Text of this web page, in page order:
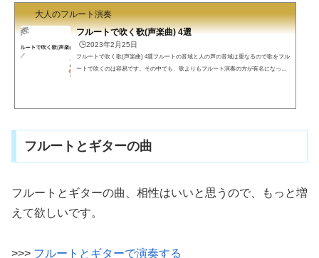
大人のフルート演奏
フルートで吹く歌(声楽曲) 4選
🕒️2023年2月25日
フルートで吹く歌(声楽曲) 4選フルートの音域と人の声の音域は重なるので歌をフル
ートで吹くのは容易です。その中でも、歌よりもフルート演奏の方が有名になった
す。>>> シューベルトのセレナーデ ...
フルートとギターの曲
フルートとギターの曲、相性はいいと思うので、もっと増
えて欲しいです。
>>> フルートとギターで演奏する